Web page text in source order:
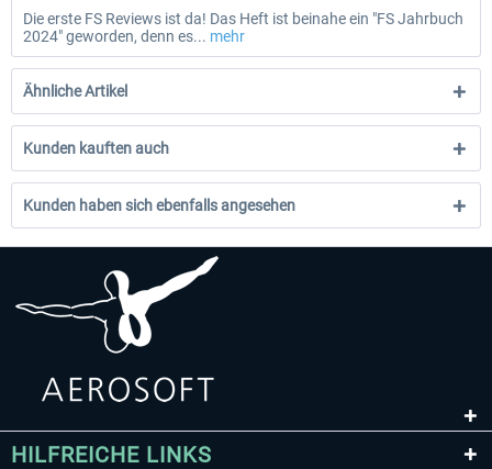
Die erste FS Reviews ist da! Das Heft ist beinahe ein "FS Jahrbuch
2024" geworden, denn es... mehr
Ähnliche Artikel
Kunden kauften auch
Kunden haben sich ebenfalls angesehen
HILFREICHE LINKS